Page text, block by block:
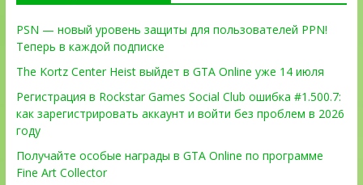
PSN — новый уровень защиты для пользователей PPN!
Теперь в каждой подписке
The Kortz Center Heist выйдет в GTA Online уже 14 июля
Регистрация в Rockstar Games Social Club ошибка #1.500.7:
как зарегистрировать аккаунт и войти без проблем в 2026
году
Получайте особые награды в GTA Online по программе
Fine Art Collector